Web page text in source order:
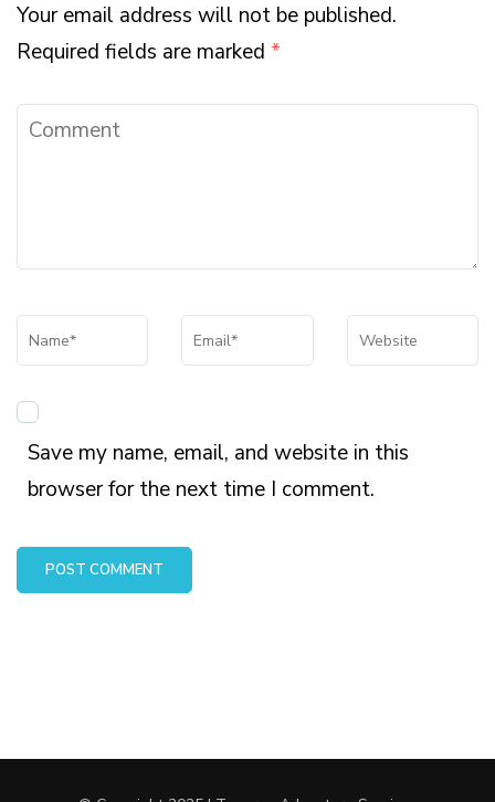
Your email address will not be published.
Required fields are marked *
Comment
Name* Email* Website
Save my name, email, and website in this
browser for the next time I comment.